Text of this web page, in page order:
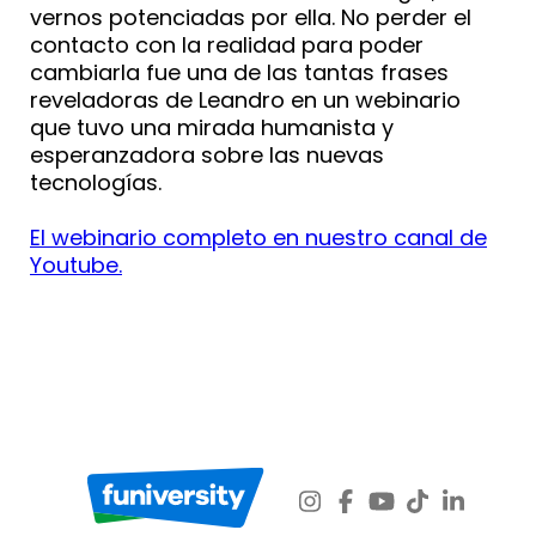
vernos potenciadas por ella. No perder el
contacto con la realidad para poder
cambiarla fue una de las tantas frases
reveladoras de Leandro en un webinario
que tuvo una mirada humanista y
esperanzadora sobre las nuevas
tecnologías.
El webinario completo en nuestro canal de
Youtube.